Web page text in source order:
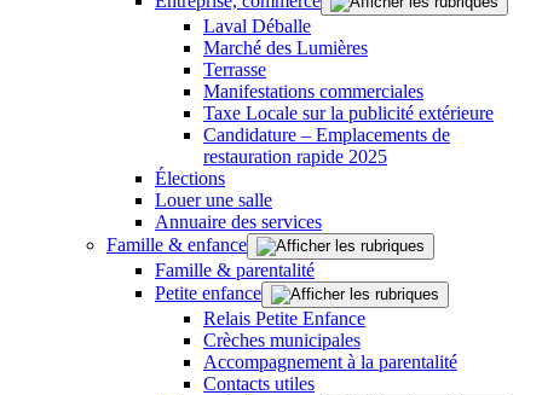
Laval Déballe
Marché des Lumières
Terrasse
Manifestations commerciales
Taxe Locale sur la publicité extérieure
Candidature – Emplacements de
restauration rapide 2025
Élections
Louer une salle
Annuaire des services
Famille & enfance
Famille & parentalité
Petite enfance
Relais Petite Enfance
Crèches municipales
Accompagnement à la parentalité
Contacts utiles